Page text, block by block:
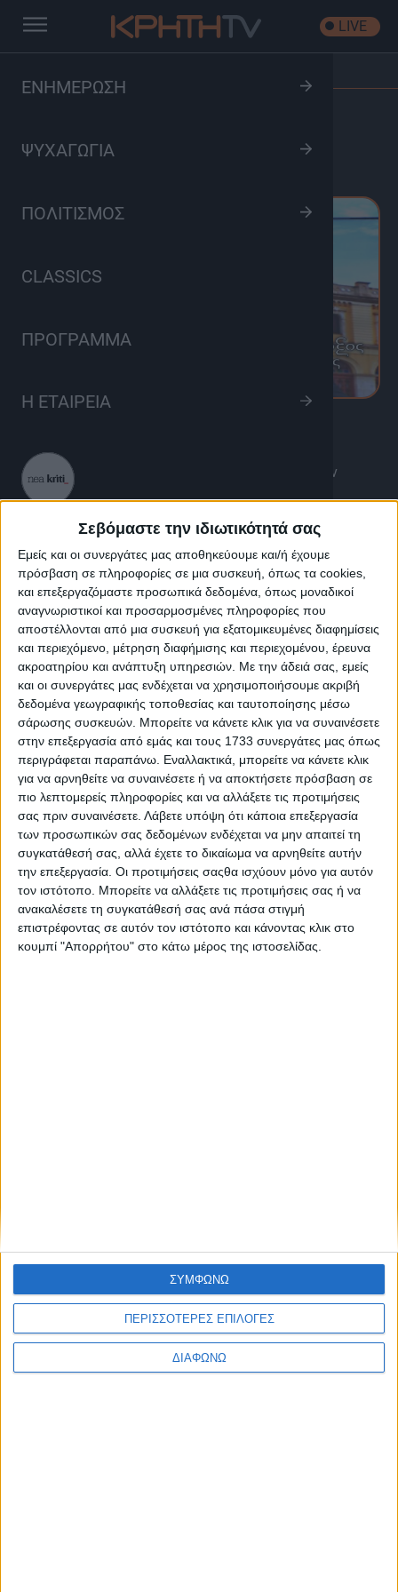
Σεβόμαστε την ιδιωτικότητά σας
Εμείς και οι συνεργάτες μας αποθηκεύουμε και/ή έχουμε
πρόσβαση σε πληροφορίες σε μια συσκευή, όπως τα cookies,
και επεξεργαζόμαστε προσωπικά δεδομένα, όπως μοναδικοί
αναγνωριστικοί και προσαρμοσμένες πληροφορίες που
αποστέλλονται από μια συσκευή για εξατομικευμένες διαφημίσεις
και περιεχόμενο, μέτρηση διαφήμισης και περιεχομένου, έρευνα
ακροατηρίου και ανάπτυξη υπηρεσιών. Με την άδειά σας, εμείς
και οι συνεργάτες μας ενδέχεται να χρησιμοποιήσουμε ακριβή
δεδομένα γεωγραφικής τοποθεσίας και ταυτοποίησης μέσω
σάρωσης συσκευών. Μπορείτε να κάνετε κλικ για να συναινέσετε
στην επεξεργασία από εμάς και τους 1733 συνεργάτες μας όπως
περιγράφεται παραπάνω. Εναλλακτικά, μπορείτε να κάνετε κλικ
για να αρνηθείτε να συναινέσετε ή να αποκτήσετε πρόσβαση σε
πιο λεπτομερείς πληροφορίες και να αλλάξετε τις προτιμήσεις
σας πριν συναινέσετε. Λάβετε υπόψη ότι κάποια επεξεργασία
των προσωπικών σας δεδομένων ενδέχεται να μην απαιτεί τη
συγκατάθεσή σας, αλλά έχετε το δικαίωμα να αρνηθείτε αυτήν
την επεξεργασία. Οι προτιμήσεις σαςθα ισχύουν μόνο για αυτόν
τον ιστότοπο. Μπορείτε να αλλάξετε τις προτιμήσεις σας ή να
ανακαλέσετε τη συγκατάθεσή σας ανά πάσα στιγμή
επιστρέφοντας σε αυτόν τον ιστότοπο και κάνοντας κλικ στο
κουμπί "Απορρήτου" στο κάτω μέρος της ιστοσελίδας.
ΠΕΡΙΣΣΟΤΕΡΕΣ ΕΠΙΛΟΓΕΣ
ΔΙΑΦΩΝΩ
ΣΥΜΦΩΝΩ
ΕΝΗΜΕΡΩΣΗ
ΨΥΧΑΓΩΓΙΑ
ΠΟΛΙΤΙΣΜΟΣ
CLASSICS
ΠΡΟΓΡΑΜΜΑ
Η ΕΤΑΙΡΕΙΑ
LIVE
ΟΡΘΌΔΟΞΟΣ ΛΌΓΟΣ
H εκπομπή Ορθόδοξος Λόγος συζητά θέματα και
προβληματισμούς, που αγγίζουν την ζωή μας, την
κοινωνία, την Εκκλησία, με έναν αληθινό, απλό,
τηλεθεατών και κυρίως ανοιχτή σε κάθε άνθρωπο.
Η εκπομπή Ορθόδοξος Λόγος αγγίζει την ψυχή μας και
ενθαρρύνει με την δύναμη της Πίστης τον αγώνα της
καθημερινότητας μας και της ζωής μας.
Στην παρουσίαση της εκπομπής, ο Επίκουρος
Καθηγητής της Πατριαρχικής Ανώτατης
Εκκλησιαστικής Ακαδημίας Κρήτης, κ. Ιωάννης Λίλης.
Trailers